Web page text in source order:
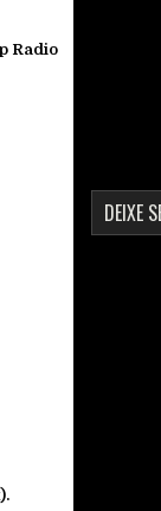
Radio
DEIXE